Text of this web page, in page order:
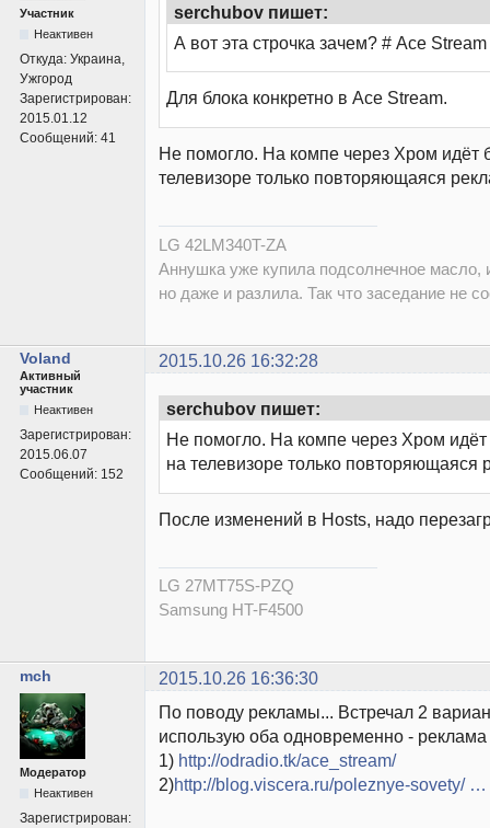
Участник
Неактивен
Откуда: Украина,
Ужгород
Зарегистрирован:
2015.01.12
Сообщений: 41
serchubov пишет:
А вот эта строчка зачем? # Ace
Для блока конкретно в Ace Stream.
Не помогло. На компе через Хром идёт
телевизоре только повторяющаяся
LG 42LM340T-ZA
Аннушка уже купила подсолнечное масло,
но даже и разлила. Так что заседание не
Voland 2015.10.26 16:32:28
Активный
участник
Неактивен
Зарегистрирован:
2015.06.07
Сообщений: 152
serchubov пишет:
Не помогло. На компе через Хром
на телевизоре только повторяющаяся
После изменений в Hosts, надо
LG 27MT75S-PZQ
Samsung HT-F4500
mch 2015.10.26 16:36:30
Модератор
Неактивен
Зарегистрирован:
По поводу рекламы... Встречал 2
использую оба одновременно - реклама
1) http://odradio.tk/ace_stream/
2)http://blog.viscera.ru/poleznye-sovety/